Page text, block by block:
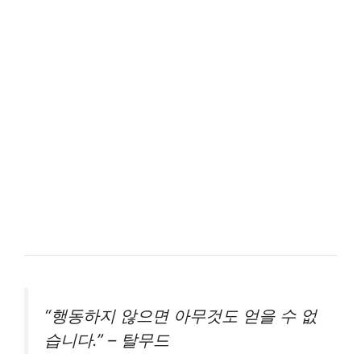
“행동하지 않으면 아무것도 얻을 수 없
습니다.” – 탈무드